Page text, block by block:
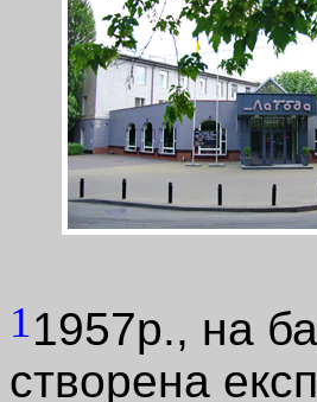
11957р., на
створена